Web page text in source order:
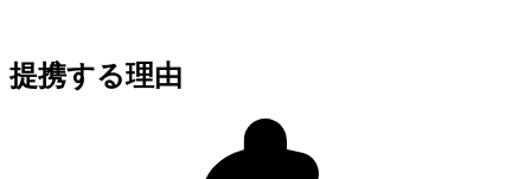
提携する理由